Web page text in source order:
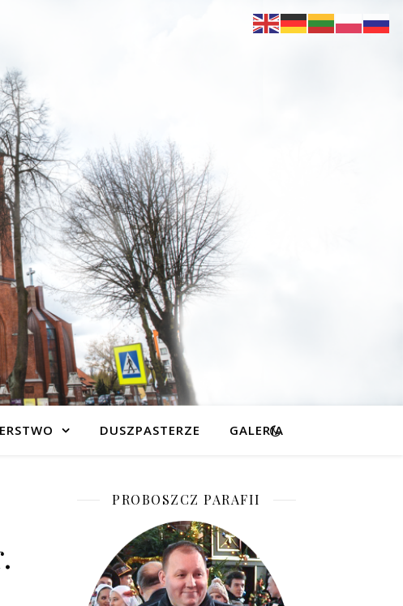
DUSZPASTERZE GALERIA
PROBOSZCZ PARAFII